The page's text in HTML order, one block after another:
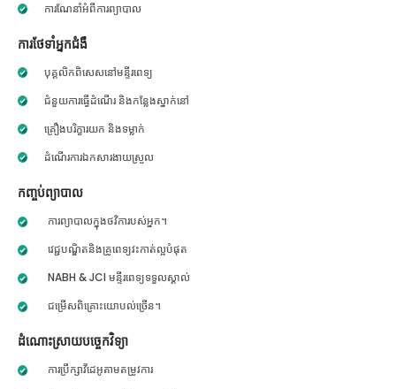
ការណែនាំអំពីការព្យាបាល
ការថែទាំអ្នកជំងឺ
បុគ្គលិកពិសេសនៅមន្ទីរពេទ្យ
ជំនួយការធ្វើដំណើរ និងកន្លែងស្នាក់នៅ
គ្រឿងបរិក្ខារយក និងទម្លាក់
ដំណើរការឯកសារងាយស្រួល
កញ្ចប់ព្យាបាល
ការព្យាបាលក្នុងថវិការបស់អ្នក។
វេជ្ជបណ្ឌិតនិងគ្រូពេទ្យវះកាត់ល្អបំផុត
NABH & JCI មន្ទីរពេទ្យទទួលស្គាល់
ជម្រើសពិគ្រោះយោបល់ច្រើន។
ដំណោះស្រាយបច្ចេកវិទ្យា
ការប្រឹក្សាវីដេអូតាមតម្រូវការ